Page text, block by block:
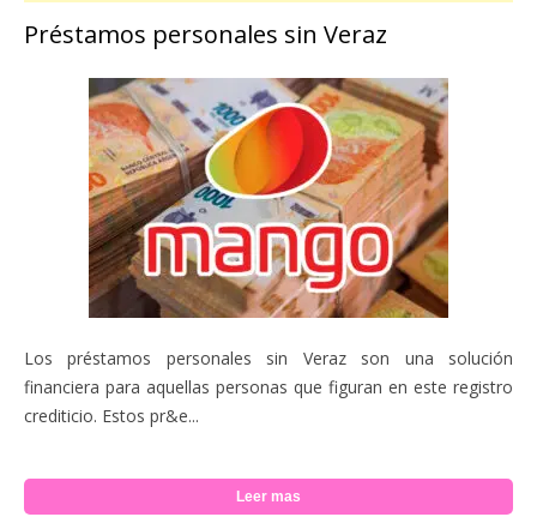
Préstamos personales sin Veraz
Los préstamos personales sin Veraz son una solución
financiera para aquellas personas que figuran en este registro
crediticio. Estos pr&e...
Leer mas